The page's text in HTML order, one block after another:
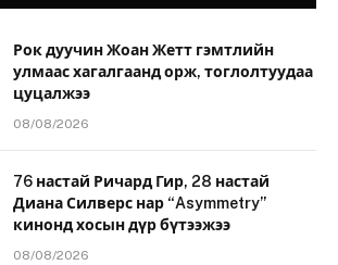
Рок дуучин Жоан Жетт гэмтлийн
улмаас хагалгаанд орж, тоглолтуудаа
цуцалжээ
08/08/2026
76 настай Ричард Гир, 28 настай
Диана Силверс нар “Asymmetry”
кинонд хосын дүр бүтээжээ
08/08/2026